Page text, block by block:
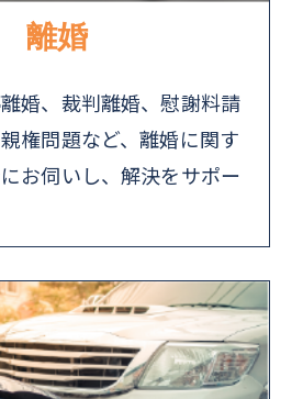
離婚
婚、裁判離婚、慰謝料請
権問題など、離婚に関す
お伺いし、解決をサポー